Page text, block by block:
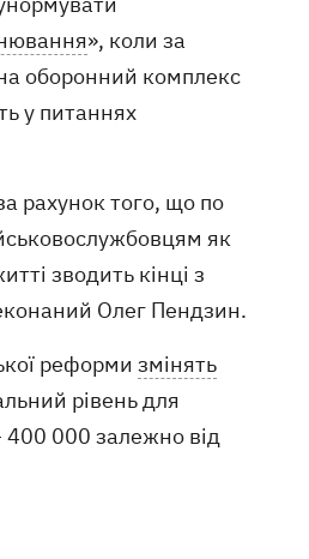
», коли за
оборонний комплекс
у питаннях
рахунок того, що по
як
зводить кінці з
Олег Пендзин.
реформи змінять
рівень для
400 000 залежно від